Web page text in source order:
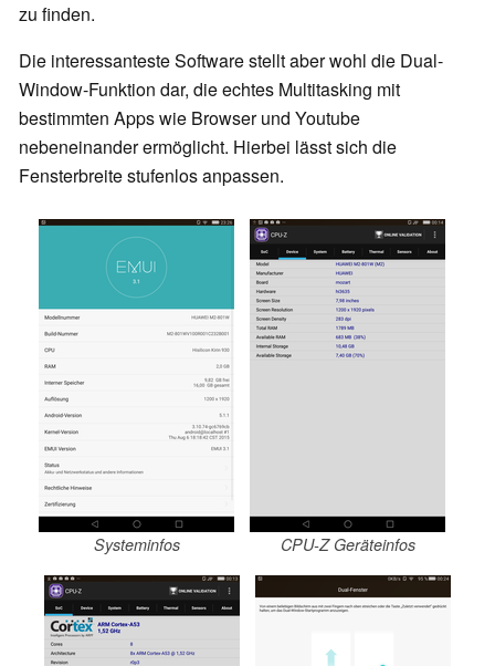
zu finden.
Die interessanteste Software stellt aber wohl die Dual-
Window-Funktion dar, die echtes Multitasking mit
bestimmten Apps wie Browser und Youtube
nebeneinander ermöglicht. Hierbei lässt sich die
Fensterbreite stufenlos anpassen.
Systeminfos CPU-Z Geräteinfos